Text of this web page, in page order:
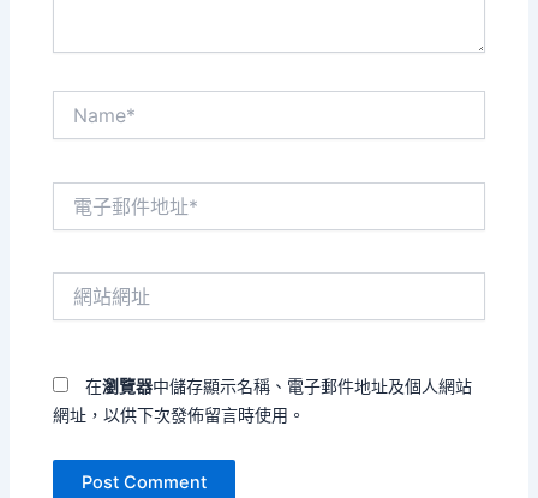
在瀏覽器中儲存顯示名稱、電子郵件地址及個人網站
網址，以供下次發佈留言時使用。